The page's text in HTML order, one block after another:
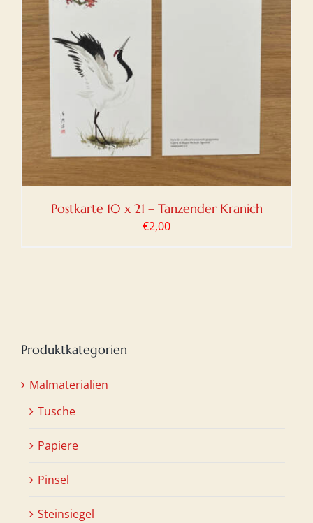
Postkarte 10 x 21 – Tanzender Kranich
€2,00
Produktkategorien
Malmaterialien
Tusche
Papiere
Pinsel
Steinsiegel